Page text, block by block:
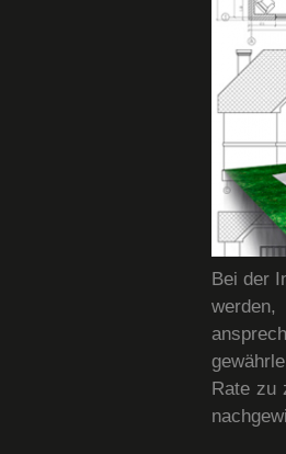
Bei der
Rate zu